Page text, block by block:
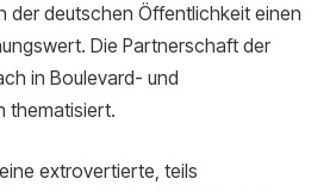
der deutschen Öffentlichkeit einen
Die Partnerschaft der
in Boulevard- und
thematisiert.
extrovertierte, teils